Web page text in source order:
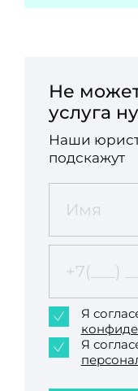
Не
услуга
Наши
подскажут
Я
Я